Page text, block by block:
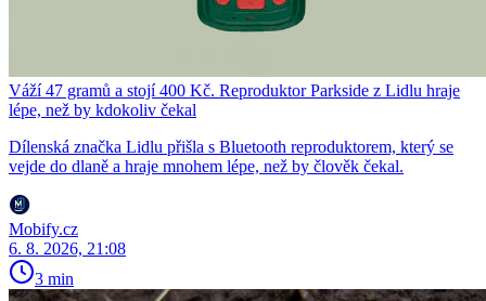
Váží 47 gramů a stojí 400 Kč. Reproduktor Parkside z Lidlu hraje
lépe, než by kdokoliv čekal
Dílenská značka Lidlu přišla s Bluetooth reproduktorem, který se
vejde do dlaně a hraje mnohem lépe, než by člověk čekal.
Mobify.cz
6. 8. 2026, 21:08
3 min